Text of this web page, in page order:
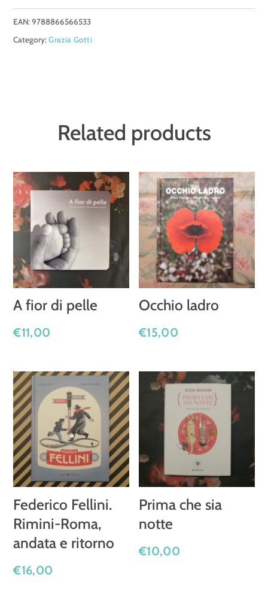
giardino.
Leggere
la
EAN:9788866566533
Category:Grazia Gotti
Related products
A fior di pelle
€11,00
Occhio ladro
€15,00
Federico Fellini.
Rimini-Roma,
andata e ritorno
€16,00
Prima che sia
notte
€10,00